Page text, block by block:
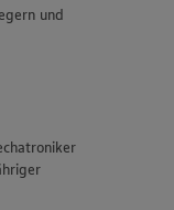
und